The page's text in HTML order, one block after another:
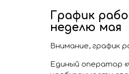
График
неделю мая
Внимание, график
Единый оператор